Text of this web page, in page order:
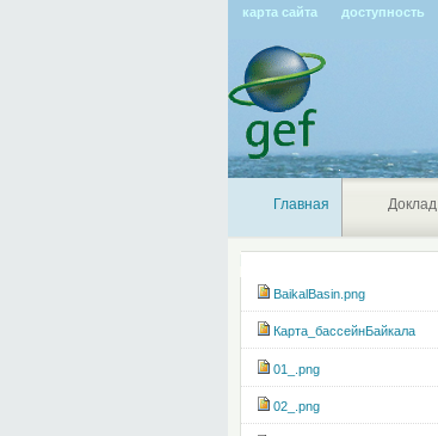
карта сайта доступность
Главная Доклад
BaikalBasin.png
Карта_бассейнБайкала
01_.png
02_.png